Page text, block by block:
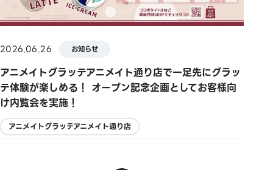
2026.06.26 お知らせ
アニメイトグラッテアニメイト通り店で一足先にグラッ
テ体験が楽しめる！ オープン記念企画としてお客様向
け内覧会を実施！
アニメイトグラッテアニメイト通り店